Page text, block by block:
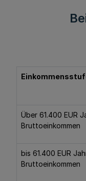
Über 61.400 EUR
Bruttoeinkommen
bis 61.400 EUR
Bruttoeinkommen